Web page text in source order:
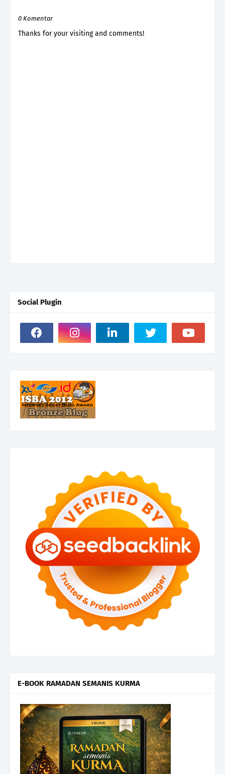
0 Komentar
Thanks for your visiting and comments!
Social Plugin
E-BOOK RAMADAN SEMANIS KURMA